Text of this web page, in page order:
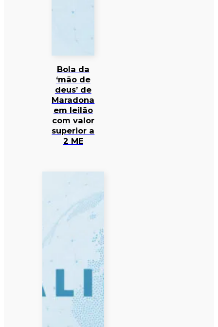
Bola da
‘mão de
deus’ de
Maradona
em leilão
com valor
superior a
2 ME